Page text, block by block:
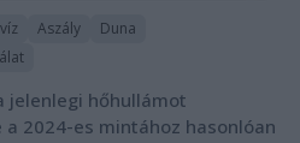
Aszály
Duna
jelenlegi hőhullámot
2024-es mintához hasonlóan